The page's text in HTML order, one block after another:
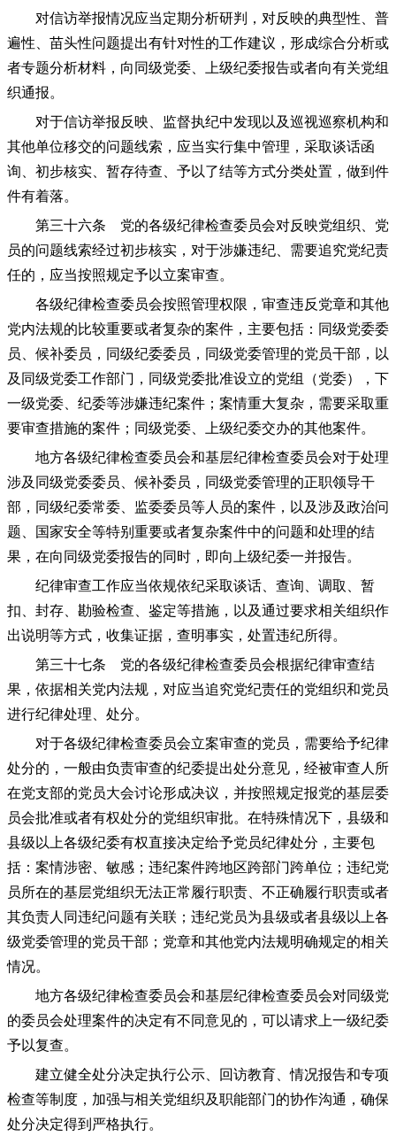
对信访举报情况应当定期分析研判，对反映的典型性、普
遍性、苗头性问题提出有针对性的工作建议，形成综合分析或
者专题分析材料，向同级党委、上级纪委报告或者向有关党组
织通报。
对于信访举报反映、监督执纪中发现以及巡视巡察机构和
其他单位移交的问题线索，应当实行集中管理，采取谈话函
询、初步核实、暂存待查、予以了结等方式分类处置，做到件
件有着落。
第三十六条 党的各级纪律检查委员会对反映党组织、党
员的问题线索经过初步核实，对于涉嫌违纪、需要追究党纪责
任的，应当按照规定予以立案审查。
各级纪律检查委员会按照管理权限，审查违反党章和其他
党内法规的比较重要或者复杂的案件，主要包括：同级党委委
员、候补委员，同级纪委委员，同级党委管理的党员干部，以
及同级党委工作部门，同级党委批准设立的党组（党委），下
一级党委、纪委等涉嫌违纪案件；案情重大复杂，需要采取重
要审查措施的案件；同级党委、上级纪委交办的其他案件。
地方各级纪律检查委员会和基层纪律检查委员会对于处理
涉及同级党委委员、候补委员，同级党委管理的正职领导干
部，同级纪委常委、监委委员等人员的案件，以及涉及政治问
题、国家安全等特别重要或者复杂案件中的问题和处理的结
果，在向同级党委报告的同时，即向上级纪委一并报告。
纪律审查工作应当依规依纪采取谈话、查询、调取、暂
扣、封存、勘验检查、鉴定等措施，以及通过要求相关组织作
出说明等方式，收集证据，查明事实，处置违纪所得。
第三十七条 党的各级纪律检查委员会根据纪律审查结
果，依据相关党内法规，对应当追究党纪责任的党组织和党员
进行纪律处理、处分。
对于各级纪律检查委员会立案审查的党员，需要给予纪律
处分的，一般由负责审查的纪委提出处分意见，经被审查人所
在党支部的党员大会讨论形成决议，并按照规定报党的基层委
员会批准或者有权处分的党组织审批。在特殊情况下，县级和
县级以上各级纪委有权直接决定给予党员纪律处分，主要包
括：案情涉密、敏感；违纪案件跨地区跨部门跨单位；违纪党
员所在的基层党组织无法正常履行职责、不正确履行职责或者
其负责人同违纪问题有关联；违纪党员为县级或者县级以上各
级党委管理的党员干部；党章和其他党内法规明确规定的相关
情况。
地方各级纪律检查委员会和基层纪律检查委员会对同级党
的委员会处理案件的决定有不同意见的，可以请求上一级纪委
予以复查。
建立健全处分决定执行公示、回访教育、情况报告和专项
检查等制度，加强与相关党组织及职能部门的协作沟通，确保
处分决定得到严格执行。